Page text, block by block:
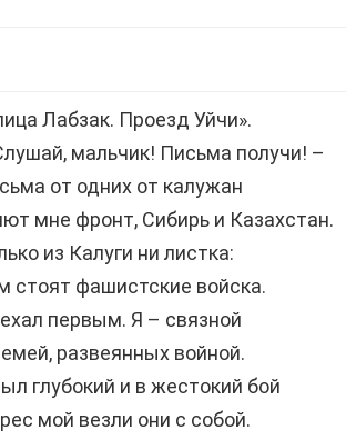
Лабзак. Проезд Уйчи».
мальчик! Письма получи! –
от одних от калужан
мне фронт, Сибирь и Казахстан.
из Калуги ни листка:
стоят фашистские войска.
первым. Я – связной
развеянных войной.
глубокий и в жестокий бой
мой везли они с собой.